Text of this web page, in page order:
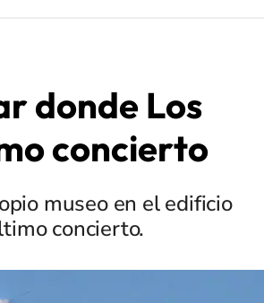
donde Los
concierto
museo en el edificio
concierto.